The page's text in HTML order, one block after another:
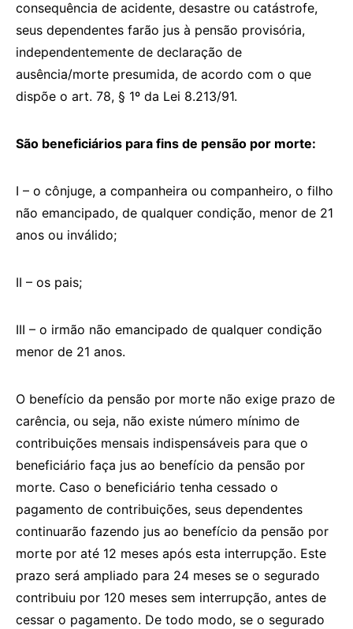
consequência de acidente, desastre ou catástrofe,
seus dependentes farão jus à pensão provisória,
independentemente de declaração de
ausência/morte presumida, de acordo com o que
dispõe o art. 78, § 1º da Lei 8.213/91.
São beneficiários para fins de pensão por morte:
I – o cônjuge, a companheira ou companheiro, o filho
não emancipado, de qualquer condição, menor de 21
anos ou inválido;
II – os pais;
III – o irmão não emancipado de qualquer condição
menor de 21 anos.
O benefício da pensão por morte não exige prazo de
carência, ou seja, não existe número mínimo de
contribuições mensais indispensáveis para que o
beneficiário faça jus ao benefício da pensão por
morte. Caso o beneficiário tenha cessado o
pagamento de contribuições, seus dependentes
continuarão fazendo jus ao benefício da pensão por
morte por até 12 meses após esta interrupção. Este
prazo será ampliado para 24 meses se o segurado
contribuiu por 120 meses sem interrupção, antes de
cessar o pagamento. De todo modo, se o segurado